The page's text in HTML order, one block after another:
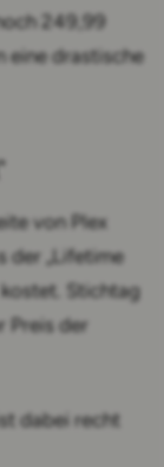
249,99
eine drastische
von Plex
der „Lifetime
Stichtag
Preis der
dabei recht